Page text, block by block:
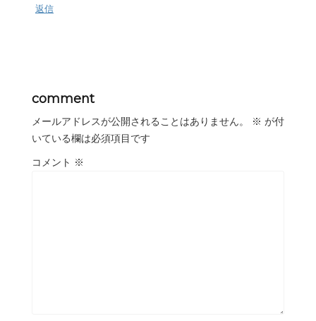
返信
comment
メールアドレスが公開されることはありません。 ※ が付
いている欄は必須項目です
コメント ※